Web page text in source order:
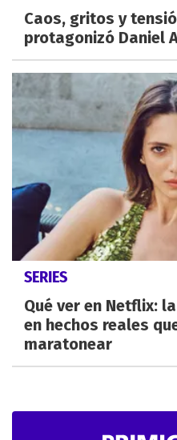
Caos, gritos y
protagonizó Daniel
SERIES
Qué ver en Netflix:
en hechos reales
maratonear